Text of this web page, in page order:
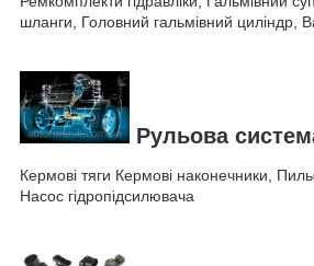
шланги, Головний гальмівний циліндр,
Рульова
Кермові тяги Кермові наконечники,
Насос гідропідсилювача